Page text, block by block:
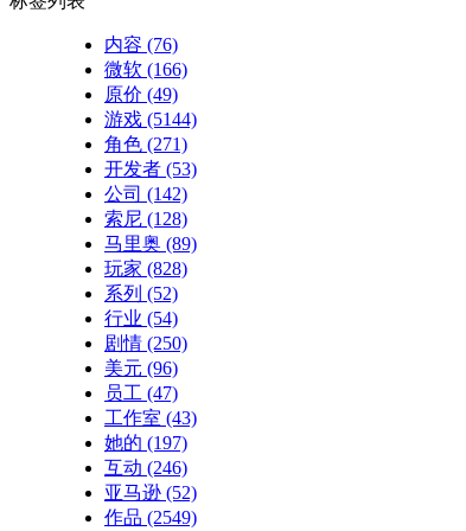
内容 (76)
微软 (166)
原价 (49)
游戏 (5144)
角色 (271)
开发者 (53)
公司 (142)
索尼 (128)
马里奥 (89)
玩家 (828)
系列 (52)
行业 (54)
剧情 (250)
美元 (96)
员工 (47)
工作室 (43)
她的 (197)
互动 (246)
亚马逊 (52)
作品 (2549)